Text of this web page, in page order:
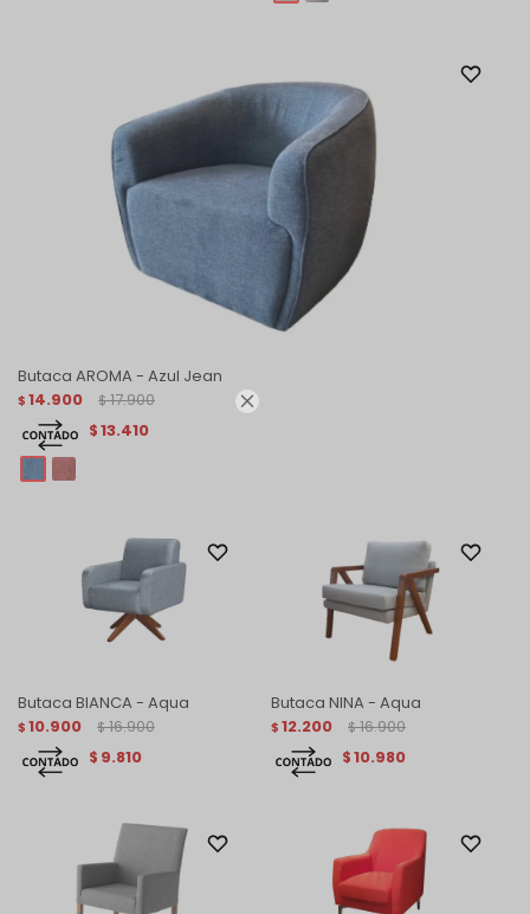

Butaca AROMA - Azul Jean
$ 14.900 $ 17.900
$13.410
Butaca BIANCA - Aqua
$ 10.900 $ 16.900
$ 9.810
Butaca NINA - Aqua
$ 12.200 $ 16.900
$10.980